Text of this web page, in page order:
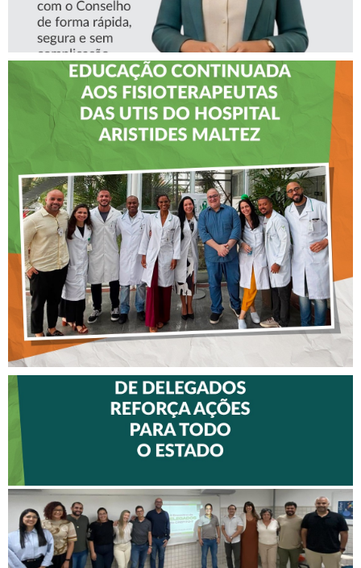
CREFITO-7 LEVA EDUCAÇÃO
CONTINUADA AOS
FISIOTERAPEUTAS DAS UTIs
DO HOSPITAL ARISTIDES
MALTEZ
DELEGADOS REFORÇA
AÇÕES PARA TODO O
ESTADO